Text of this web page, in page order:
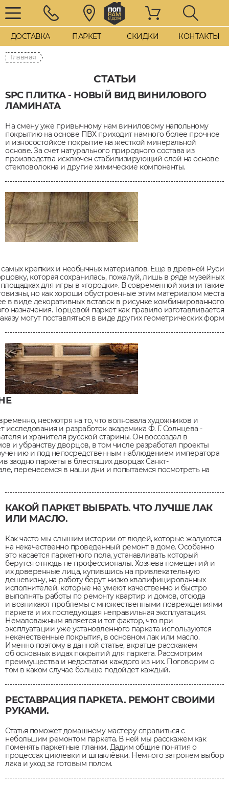
ДОСТАВКА ПАРКЕТ СКИДКИ КОНТАКТЫ
Главная
СТАТЬИ
SPC ПЛИТКА - НОВЫЙ ВИД ВИНИЛОВОГО
ЛАМИНАТА
На смену уже привычному нам виниловому напольному
покрытию на основе ПВХ приходит намного более прочное
и износостойкое покрытие на жесткой минеральной
основе. За счет натурального природного состава из
производства исключен стабилизирующий слой на основе
стекловолокна и другие химические компоненты.
крепких и необычных материалов. Еще в древней Руси
которая сохранилась, пожалуй, лишь в ряде музейных
для игры в «городки». В современной жизни такие
но как хороши обустроенные этим материалом места
виде декоративных вставок в рисунке комбинированного
Торцевой паркет как правило изготавливается
могут поставляться в виде других геометрических форм
несмотря на то, что волновала художников и
исследования и разработок академика Ф. Г. Солнцева -
и хранителя русской старины. Он воссоздал в
и убранству дворцов, в том числе разработал проекты
и под непосредственным наблюдением императора
заодно паркеты в блестящих дворцах Санкт-
перенесемся в наши дни и попытаемся посмотреть на
КАКОЙ ПАРКЕТ ВЫБРАТЬ. ЧТО ЛУЧШЕ ЛАК
ИЛИ МАСЛО.
Как часто мы слышим истории от людей, которые жалуются
на некачественно проведенный ремонт в доме. Особенно
это касается паркетного пола, устанавливать который
берутся отнюдь не профессионалы. Хозяева помещений и
их доверенные лица, купившись на привлекательную
дешевизну, на работу берут низко квалифицированных
исполнителей, которые не умеют качественно и быстро
выполнять работы по ремонту квартир и домов, отсюда
и возникают проблемы с множественными повреждениями
паркета и их последующая неправильная эксплуатация.
Немаловажным является и тот фактор, что при
эксплуатации уже установленного паркета используются
некачественные покрытия, в основном лак или масло.
Именно поэтому в данной статье, вкратце расскажем
об основных видах покрытий для паркета. Рассмотрим
преимущества и недостатки каждого из них. Поговорим о
том в каком случае больше подойдет каждый.
РЕСТАВРАЦИЯ ПАРКЕТА. РЕМОНТ СВОИМИ
РУКАМИ.
Статья поможет домашнему мастеру справиться с
небольшим ремонтом паркета. В ней мы расскажем как
поменять паркетные планки. Дадим общие понятия о
процессах циклевки и шпаклёвки. Немного затронем выбор
лака и уход за готовым полом.